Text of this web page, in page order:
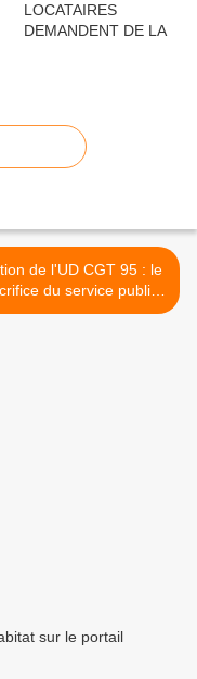
de l'UD CGT 95 : le
du service public
logement n'est pas la
sur le portail